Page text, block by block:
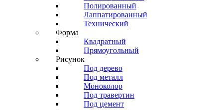
Полированный
Лаппатированный
Технический
Форма
Квадратный
Прямоугольный
Рисунок
Под дерево
Под металл
Моноколор
Под травертин
Под цемент